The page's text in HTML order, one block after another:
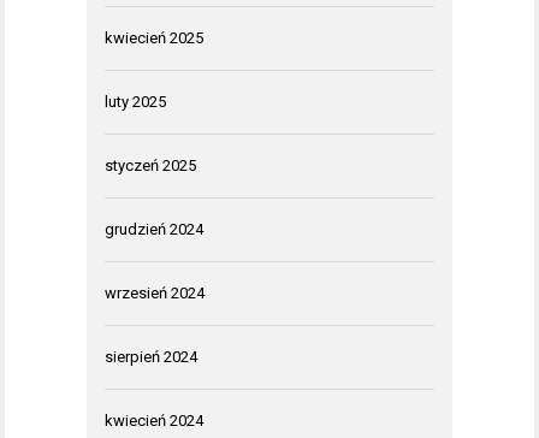
kwiecień 2025
luty 2025
styczeń 2025
grudzień 2024
wrzesień 2024
sierpień 2024
kwiecień 2024